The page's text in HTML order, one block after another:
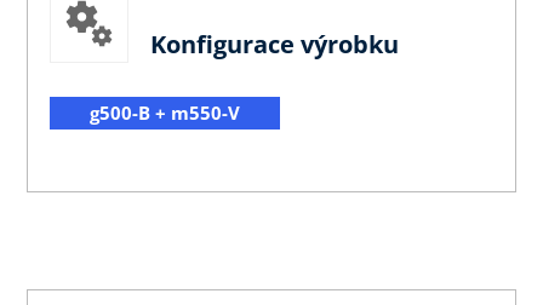
Konfigurace výrobku
g500-B + m550-V